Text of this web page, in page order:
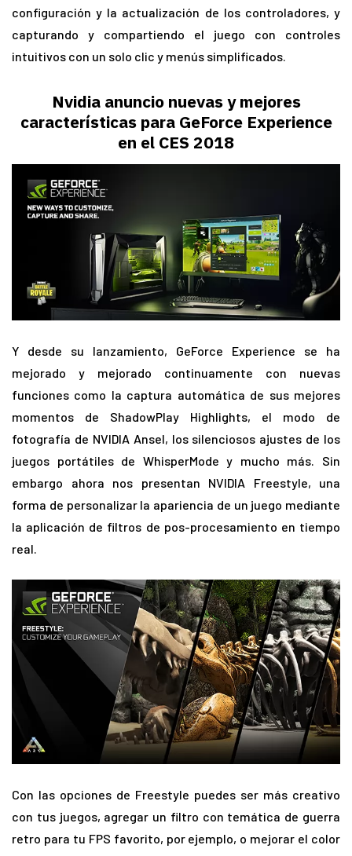
configuración y la actualización de los controladores, y
capturando y compartiendo el juego con controles
intuitivos con un solo clic y menús simplificados.
Nvidia anuncio nuevas y mejores
características para GeForce Experience
en el CES 2018
Y desde su lanzamiento, GeForce Experience se ha
mejorado y mejorado continuamente con nuevas
funciones como la captura automática de sus mejores
momentos de ShadowPlay Highlights, el modo de
fotografía de NVIDIA Ansel, los silenciosos ajustes de los
juegos portátiles de WhisperMode y mucho más. Sin
embargo ahora nos presentan NVIDIA Freestyle, una
forma de personalizar la apariencia de un juego mediante
la aplicación de filtros de pos-procesamiento en tiempo
real.
Con las opciones de Freestyle puedes ser más creativo
con tus juegos, agregar un filtro con temática de guerra
retro para tu FPS favorito, por ejemplo, o mejorar el color